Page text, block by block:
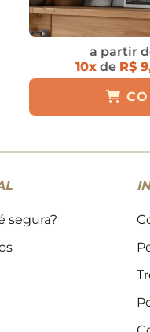
a partir
10x de R$
segura?